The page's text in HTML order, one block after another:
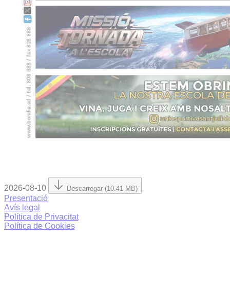
2026-08-10 Descarregar (10.41 MB)
Presentació
Avís legal
Política de Privacitat
Política de Cookies